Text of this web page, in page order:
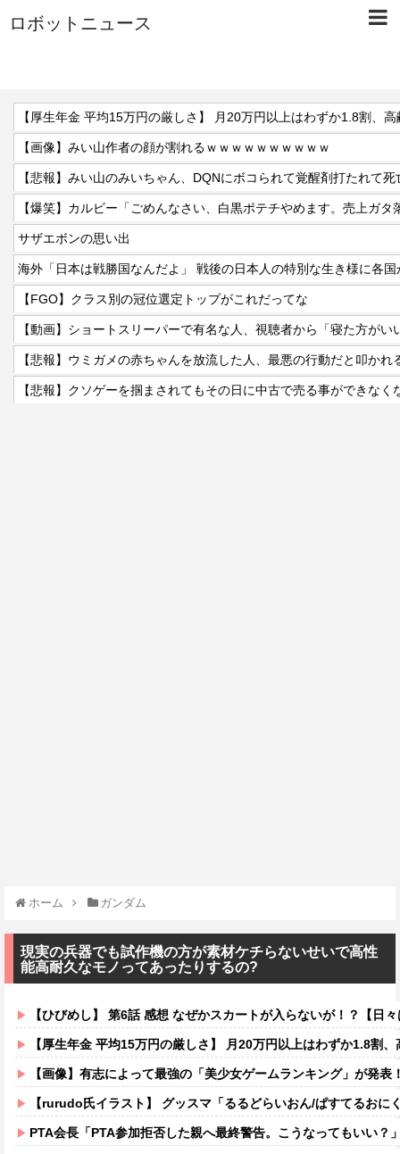
ロボットニュース
【画像】みい山作者の顔が割れるｗｗｗｗｗｗｗｗｗｗ
【悲報】みい山のみいちゃん、DQNにボコられて覚醒剤打たれて
【爆笑】カルビー「ごめんなさい、白黒ポテチやめます。売上ガ
サザエボンの思い出
海外「日本は戦勝国なんだよ」 戦後の日本人の特別な生き様に各
【FGO】クラス別の冠位選定トップがこれだってな
【動画】ショートスリーパーで有名な人、視聴者から「寝た方がい
【悲報】ウミガメの赤ちゃんを放流した人、最悪の行動だと叩かれ
【悲報】クソゲーを掴まされてもその日に中古で売る事ができな
ホーム ガンダム
現実の兵器でも試作機の方が素材ケチらないせいで高性
能高耐久なモノってあったりするの?
【ひびめし】 第6話 感想 なぜかスカートが入らないが！？【日
【厚生年金 平均15万円の厳しさ】 月20万円以上はわずか1.8割、高
【画像】有志によって最強の「美少女ゲームランキング」が発
【rurudo氏イラスト】 グッスマ「るるどらいおん/ぱすてるおにくVer.」
PTA会長「PTA参加拒否した親へ最終警告。こうなってもいい？